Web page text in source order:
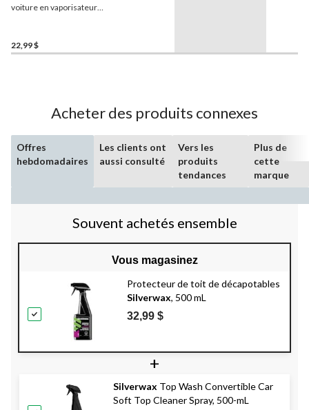
voiture en vaporisateur
22,99 $
Acheter des produits connexes
Offres
hebdomadaires
Les clients ont
aussi consulté
Vers les
produits
tendances
Plus de
cette
marque
Souvent achetés ensemble
Vous magasinez
Protecteur de toit de décapotables
Silverwax, 500 mL
32,99 $
+
Silverwax Top Wash Convertible Car
Soft Top Cleaner Spray, 500-mL